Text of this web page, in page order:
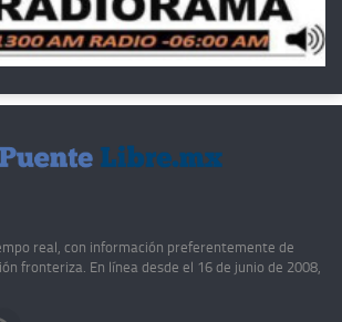
real, con información preferentemente de
fronteriza. En línea desde el 16 de junio de 2008,